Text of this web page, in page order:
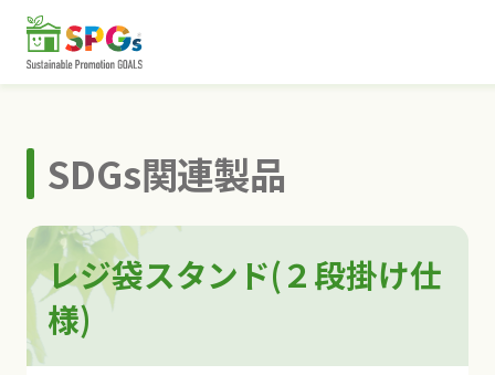
SDGs関連製品
レジ袋スタンド(２段掛け仕
様)